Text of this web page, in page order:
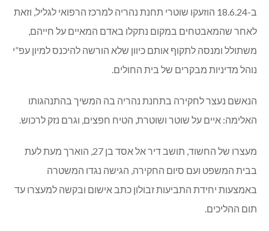
ב-18.6.24 הוזעקו שוטרי תחנת נהריה למרכז הרפואי לגליל, וזאת
לאחר שהמאבטחים במקום נתקלו באדם המאיים על חייהם,
משתולל ומנסה לתקוף אותם כיוון שלא הורשה להיכנס למיון עפ”י
נוהל מדיניות מבקרים של בית החולים.
הנאשם נעצר לחקירה בתחנת נהריה בה המשיך בהתנהגותו
האלימה: איים על שוטר ושוטרת, הטיח חפצים, וגרם נזק לרכוש.
מעצרו של החשוד, תושב דיר אל אסד בן 27, הוארך מעת לעת
בבית המשפט ועם סיום החקירה, הגישה נגדו המשטרה
באמצעות יחידת התביעות זבולון כתב אישום ובקשה למעצרו עד
תום ההליכים.